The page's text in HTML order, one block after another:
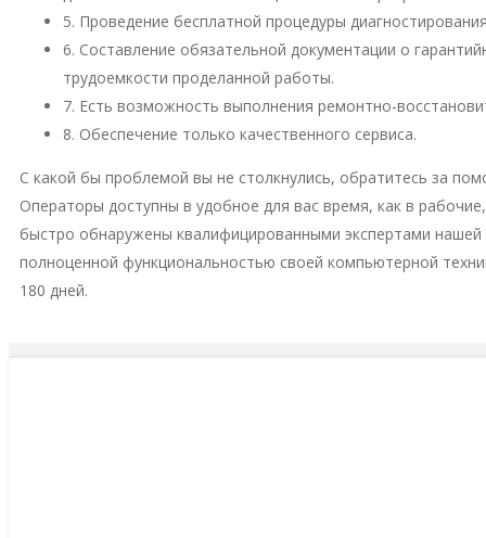
5. Проведение бесплатной процедуры
6. Составление обязательной документации о
трудоемкости проделанной работы.
7. Есть возможность выполнения ремонтно-
8. Обеспечение только качественного сервиса.
С какой бы проблемой вы не столкнулись, обратитесь за
Операторы доступны в удобное для вас время, как в
быстро обнаружены квалифицированными экспертами
полноценной функциональностью своей компьютерной
180 дней.